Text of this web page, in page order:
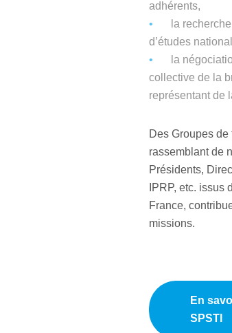
adhérents,
la
d’études
la
collective de la
représentant de
Des Groupes
rassemblant de
Présidents,
IPRP, etc. issus
France,
missions.
En
SPSTI